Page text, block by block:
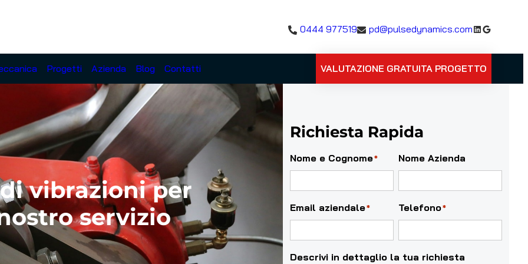
0444 977519 pd@pulsedynamics.comLinkedIn Google
Progetti Azienda Blog Contatti VALUTAZIONE GRATUITA PROGETTO
vibrazioni per
servizio
Richiesta Rapida
Nome e Cognome* Nome Azienda
Email aziendale* Telefono*
Descrivi in dettaglio la tua richiesta